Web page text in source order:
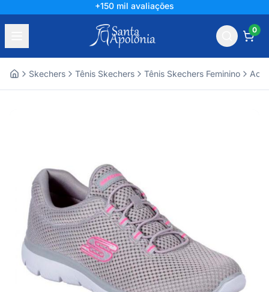
+150 mil avaliações
0
Skechers Tênis Skechers Tênis Skechers Feminino